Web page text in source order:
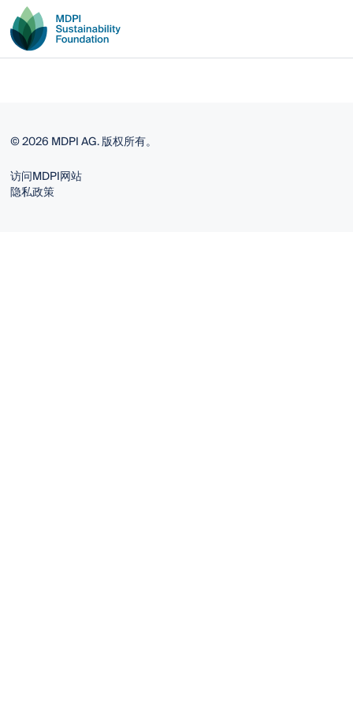
© 2026 MDPI AG. 版权所有。
访问MDPI网站
隐私政策